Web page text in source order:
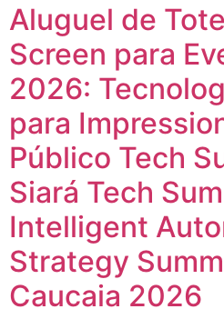
Aluguel de
Screen para
2026:
para
Público Tech
Siará Tech
Intelligent
Strategy
Caucaia 2026